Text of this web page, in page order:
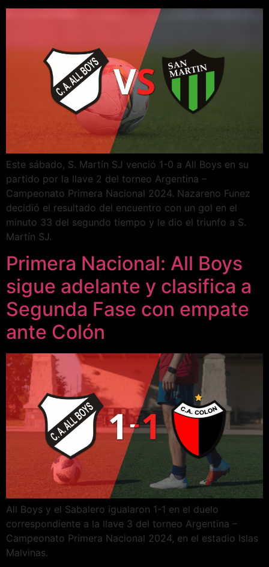
Este sábado, S. Martín SJ venció 1-0 a All Boys en su
partido por la llave 2 del torneo Argentina –
Campeonato Primera Nacional 2024. Nazareno Funez
decidió el resultado del encuentro con un gol en el
minuto 33 del segundo tiempo y le dio el triunfo a S.
Martín SJ.
Primera Nacional: All Boys
sigue adelante y clasifica a
Segunda Fase con empate
ante Colón
All Boys y el Sabalero igualaron 1-1 en el duelo
correspondiente a la llave 3 del torneo Argentina –
Campeonato Primera Nacional 2024, en el estadio Islas
Malvinas.